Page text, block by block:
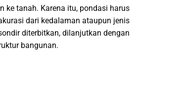
ke tanah. Karena itu, pondasi harus
dari kedalaman ataupun jenis
diterbitkan, dilanjutkan dengan
bangunan.